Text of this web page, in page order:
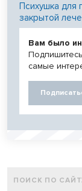
Психушка для
закрытой
Вам было
самые